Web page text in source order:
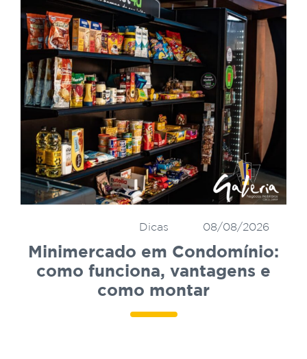
08/08/2026
Dicas
Minimercado em Condomínio:
como funciona, vantagens e
como montar